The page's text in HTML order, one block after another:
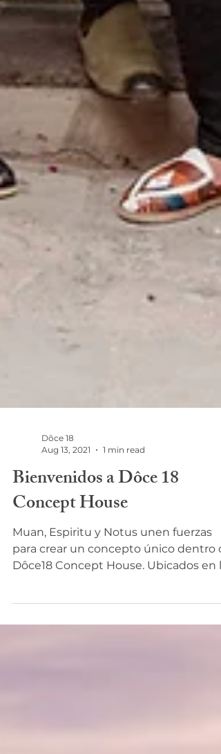
Aug 13, 2021
1 min read
Bienvenidos a Dôce 18
Concept House
Muan, Espiritu y Notus unen fuerzas
para crear un concepto único dentro
puerta #20 de La Casa...